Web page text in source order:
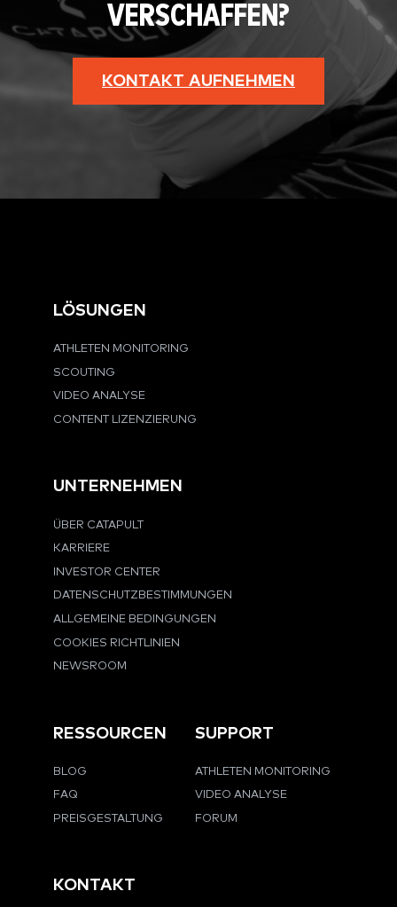
VERSCHAFFEN?
KONTAKT AUFNEHMEN
LÖSUNGEN
ATHLETEN MONITORING
SCOUTING
VIDEO ANALYSE
CONTENT LIZENZIERUNG
UNTERNEHMEN
ÜBER CATAPULT
KARRIERE
INVESTOR CENTER
DATENSCHUTZBESTIMMUNGEN
ALLGEMEINE BEDINGUNGEN
COOKIES RICHTLINIEN
NEWSROOM
RESSOURCEN
BLOG
FAQ
PREISGESTALTUNG
SUPPORT
ATHLETEN MONITORING
VIDEO ANALYSE
FORUM
KONTAKT